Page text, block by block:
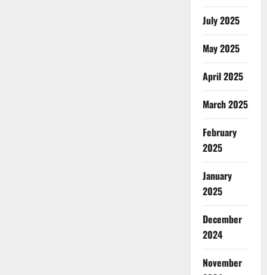
July 2025
May 2025
April 2025
March 2025
February
2025
January
2025
December
2024
November